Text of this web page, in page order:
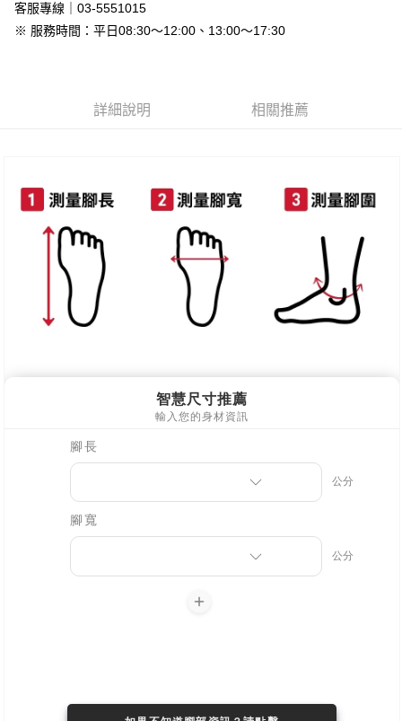
新竹物流
每筆NT$90，滿NT$999(含以上)免運費
客服專線｜03-5551015
※ 服務時間：平日08:30～12:00、13:00～17:30
詳細說明 相關推薦